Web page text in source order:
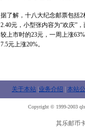
据了解，十八大纪念邮票包括2
2.40元，小型张内容为“欢庆”
较上市时的23元，一周上涨
7.5元上涨20%。
关于本站 业务介绍 本站
Copyright © 1999-2003
其乐邮币